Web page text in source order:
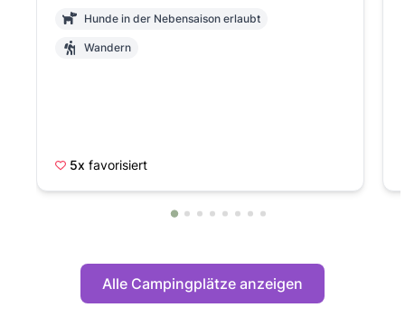
Hunde in der Nebensaison erlaubt
Wandern
5x favorisiert
Alle Campingplätze anzeigen